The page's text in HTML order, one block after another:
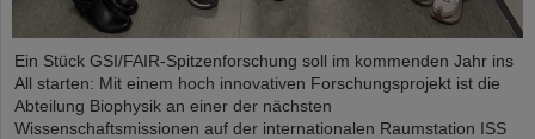
Ein Stück GSI/FAIR-Spitzenforschung soll im kommenden Jahr ins
All starten: Mit einem hoch innovativen Forschungsprojekt ist die
Abteilung Biophysik an einer der nächsten
Wissenschaftsmissionen auf der internationalen Raumstation ISS